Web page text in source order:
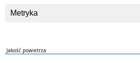
Metryka
Jakość powietrza